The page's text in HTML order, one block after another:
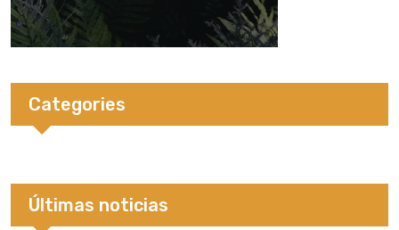
Categories
Últimas noticias